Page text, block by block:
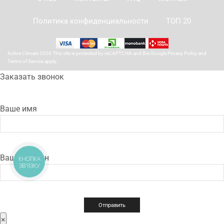
Политика конфиденциальности ТОП 20
Active Climate 2026 This site is protected by reCAPTCHA and the Google Privacy Policy and
Terms of Service apply.
Заказать звонок
Ваше имя
Ваш телефон
×
КНОПКА
ЗВ'ЯЗКУ